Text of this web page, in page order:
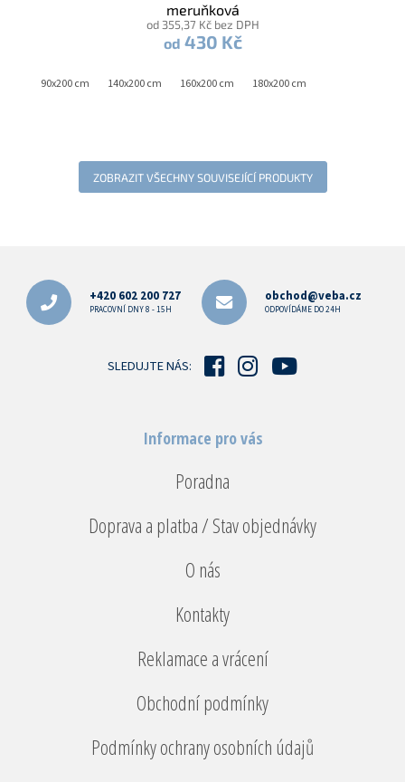
meruňková
od 355,37 Kč bez DPH
od 430 Kč
90x200 cm 140x200 cm 160x200 cm 180x200 cm
ZOBRAZIT VŠECHNY SOUVISEJÍCÍ PRODUKTY
+420 602 200 727
PRACOVNÍ DNY 8 - 15H
obchod@veba.cz
ODPOVÍDÁME DO 24H
SLEDUJTE NÁS:
Informace pro vás
Poradna
Doprava a platba / Stav objednávky
O nás
Kontakty
Reklamace a vrácení
Obchodní podmínky
Podmínky ochrany osobních údajů